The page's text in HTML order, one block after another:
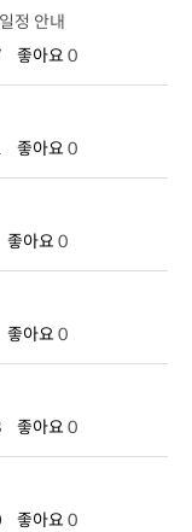
정 안내
좋아요 0
좋아요 0
좋아요 0
좋아요 0
좋아요 0
좋아요 0